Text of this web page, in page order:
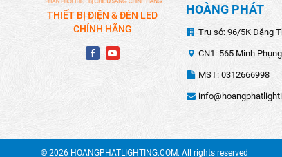
THIẾT BỊ ĐIỆN & ĐÈN LED
CHÍNH HÃNG
HOÀNG PHÁT
Trụ sở: 96/5K Đặng
CN1: 565 Minh
MST: 0312666998
© 2026 HOANGPHATLIGHTING.COM. All rights reserved